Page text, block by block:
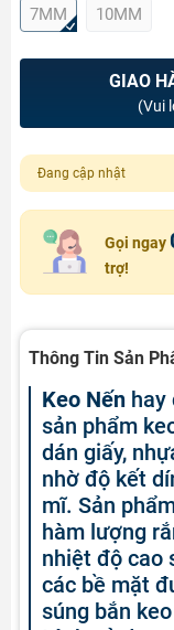
7MM 10MM
GIAO
(Vui
Đang cập nhật
Gọi ngay
trợ!
Thông Tin Sản
Keo Nến hay
sản phẩm
dán giấy,
nhờ độ kết
mĩ. Sản
hàm lượng
nhiệt độ cao
các bề mặt
súng bắn